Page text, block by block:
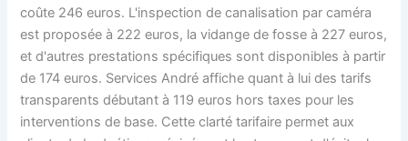
coûte 246 euros. L'inspection de canalisation par caméra
est proposée à 222 euros, la vidange de fosse à 227 euros,
et d'autres prestations spécifiques sont disponibles à partir
de 174 euros. Services André affiche quant à lui des tarifs
transparents débutant à 119 euros hors taxes pour les
interventions de base. Cette clarté tarifaire permet aux